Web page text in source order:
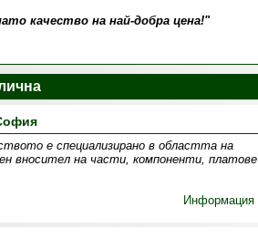
качество на най-добра цена!"
е специализирано в областта на
вносител на части, компоненти, платове
Информация